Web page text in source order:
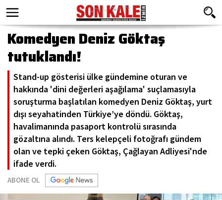
Komedyen Deniz Göktaş
tutuklandı!
Stand-up gösterisi ülke gündemine oturan ve
hakkında 'dini değerleri aşağılama' suçlamasıyla
soruşturma başlatılan komedyen Deniz Göktaş, yurt
dışı seyahatinden Türkiye’ye döndü. Göktaş,
havalimanında pasaport kontrolü sırasında
gözaltına alındı. Ters kelepçeli fotoğrafı gündem
olan ve tepki çeken Göktaş, Çağlayan Adliyesi'nde
ifade verdi.
ABONE OL